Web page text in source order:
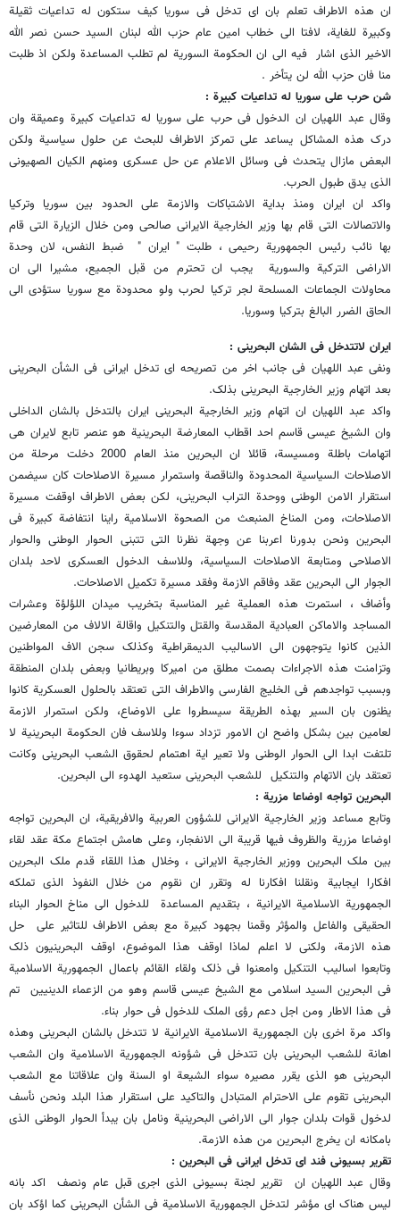
ان هذه الاطراف تعلم بان ای تدخل فی سوریا کیف ستکون له تداعیات ثقیلة
وکبیرة للغایة، لافتا الى خطاب امین عام حزب الله لبنان السید حسن نصر الله
الاخیر الذی اشار فیه الى ان الحکومة السوریة لم تطلب المساعدة ولکن اذ طلبت
منا فان حزب الله لن یتأخر .
شن حرب على سوریا له تداعیات کبیرة :
وقال عبد اللهیان ان الدخول فی حرب على سوریا له تداعیات کبیرة وعمیقة وان
درک هذه المشاکل یساعد على تمرکز الاطراف للبحث عن حلول سیاسیة ولکن
البعض مازال یتحدث فی وسائل الاعلام عن حل عسکری ومنهم الکیان الصهیونی
الذی یدق طبول الحرب.
واکد ان ایران ومنذ بدایة الاشتباکات والازمة على الحدود بین سوریا وترکیا
والاتصالات التی قام بها وزیر الخارجیة الایرانی صالحی ومن خلال الزیارة التی قام
بها نائب رئیس الجمهوریة رحیمی ، طلبت " ایران " ضبط النفس، لان وحدة
الاراضی الترکیة والسوریة یجب ان تحترم من قبل الجمیع، مشیرا الى ان
محاولات الجماعات المسلحة لجر ترکیا لحرب ولو محدودة مع سوریا ستؤدی الى
الحاق الضرر البالغ بترکیا وسوریا.
ایران لاتتدخل فی الشان البحرینی :
ونفى عبد اللهیان فی جانب اخر من تصریحه ای تدخل ایرانی فی الشأن البحرینی
بعد اتهام وزیر الخارجیة البحرینی بذلک.
واکد عبد اللهیان ان اتهام وزیر الخارجیة البحرینی ایران بالتدخل بالشان الداخلی
وان الشیخ عیسى قاسم احد اقطاب المعارضة البحرینیة هو عنصر تابع لایران هی
اتهامات باطلة ومسیسة، قائلا ان البحرین منذ العام 2000 دخلت مرحلة من
الاصلاحات السیاسیة المحدودة والناقصة واستمرار مسیرة الاصلاحات کان سیضمن
استقرار الامن الوطنی ووحدة التراب البحرینی، لکن بعض الاطراف اوقفت مسیرة
الاصلاحات، ومن المناخ المنبعث من الصحوة الاسلامیة راینا انتفاضة کبیرة فی
البحرین ونحن بدورنا اعربنا عن وجهة نظرنا التی تتبنى الحوار الوطنی والحوار
الاصلاحی ومتابعة الاصلاحات السیاسیة، وللاسف الدخول العسکری لاحد بلدان
الجوار الى البحرین عقد وفاقم الازمة وفقد مسیرة تکمیل الاصلاحات.
وأضاف ، استمرت هذه العملیة غیر المناسبة بتخریب میدان اللؤلؤة وعشرات
المساجد والاماکن العبادیة المقدسة والقتل والتنکیل واقالة الالاف من المعارضین
الذین کانوا یتوجهون الى الاسالیب الدیمقراطیة وکذلک سجن الاف المواطنین
وتزامنت هذه الاجراءات بصمت مطلق من امیرکا وبریطانیا وبعض بلدان المنطقة
وبسبب تواجدهم فی الخلیج الفارسی والاطراف التی تعتقد بالحلول العسکریة کانوا
یظنون بان السیر بهذه الطریقة سیسطروا على الاوضاع، ولکن استمرار الازمة
لعامین بین بشکل واضح ان الامور تزداد سوءا وللاسف فان الحکومة البحرینیة لا
تلتفت ابدا الى الحوار الوطنی ولا تعیر ایة اهتمام لحقوق الشعب البحرینی وکانت
تعتقد بان الاتهام والتنکیل للشعب البحرینی ستعید الهدوء الى البحرین.
البحرین تواجه اوضاعا مزریة :
وتابع مساعد وزیر الخارجیة الایرانی للشؤون العربیة والافریقیة، ان البحرین تواجه
اوضاعا مزریة والظروف فیها قریبة الى الانفجار، وعلى هامش اجتماع مکة عقد لقاء
بین ملک البحرین ووزیر الخارجیة الایرانی ، وخلال هذا اللقاء قدم ملک البحرین
افکارا ایجابیة ونقلنا افکارنا له وتقرر ان نقوم من خلال النفوذ الذی تملکه
الجمهوریة الاسلامیة الایرانیة ، بتقدیم المساعدة للدخول الى مناخ الحوار البناء
الحقیقی والفاعل والمؤثر وقمنا بجهود کبیرة مع بعض الاطراف للتاثیر على حل
هذه الازمة، ولکنی لا اعلم لماذا اوقف هذا الموضوع، اوقف البحرینیون ذلک
وتابعوا اسالیب التنکیل وامعنوا فی ذلک ولقاء القائم باعمال الجمهوریة الاسلامیة
فی البحرین السید اسلامی مع الشیخ عیسى قاسم وهو من الزعماء الدینیین تم
فی هذا الاطار ومن اجل دعم رؤى الملک للدخول فی حوار بناء.
واکد مرة اخرى بان الجمهوریة الاسلامیة الایرانیة لا تتدخل بالشان البحرینی وهذه
اهانة للشعب البحرینی بان تتدخل فی شؤونه الجمهوریة الاسلامیة وان الشعب
البحرینی هو الذی یقرر مصیره سواء الشیعة او السنة وان علاقاتنا مع الشعب
البحرینی تقوم على الاحترام المتبادل والتاکید على استقرار هذا البلد ونحن نأسف
لدخول قوات بلدان جوار الى الاراضی البحرینیة ونامل بان یبدأ الحوار الوطنی الذی
بامکانه ان یخرج البحرین من هذه الازمة.
تقریر بسیونی فند ای تدخل ایرانی فی البحرین :
وقال عبد اللهیان ان تقریر لجنة بسیونی الذی اجری قبل عام ونصف اکد بانه
لیس هناک ای مؤشر لتدخل الجمهوریة الاسلامیة فی الشأن البحرینی کما اؤکد بان